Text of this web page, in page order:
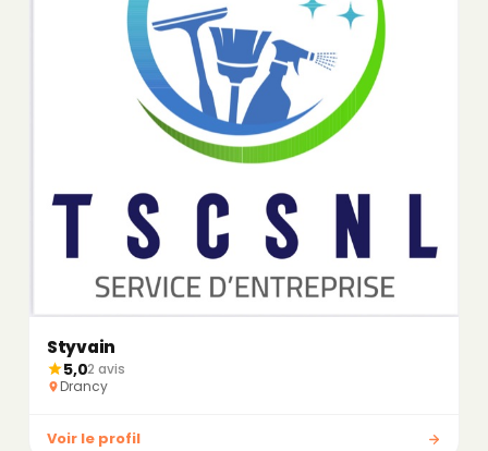
Styvain
5,02 avis
Drancy
Voir le profil